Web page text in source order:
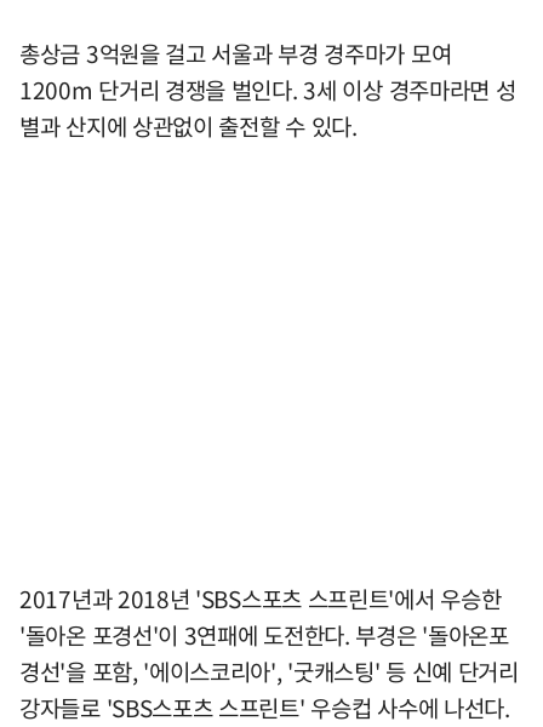
총상금 3억원을 걸고 서울과 부경 경주마가 모여
1200m 단거리 경쟁을 벌인다. 3세 이상 경주마라면 성
별과 산지에 상관없이 출전할 수 있다.
2017년과 2018년 'SBS스포츠 스프린트'에서 우승한
'돌아온 포경선'이 3연패에 도전한다. 부경은 '돌아온포
경선'을 포함, '에이스코리아', '굿캐스팅' 등 신예 단거리
강자들로 'SBS스포츠 스프린트' 우승컵 사수에 나선다.